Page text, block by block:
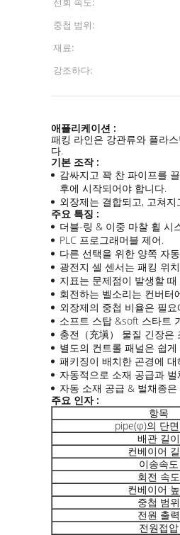
중첩 범위:
재료:
강조하다:
애플리케이션 :
패킹 라인은 강관류와 플라
다.
기본 조작 :
감싸지고 꽉 찬 파이프를
후에 시작되어야 합니다.
외장제는 결합되고, 고쳐
주요 특징 :
더블-링 & 이중 마찰 휠 시
PLC 프로그래머블 제어.
다른 선택을 위한 양쪽 자
광전지 셀 센서는 패킹 위
지표는 문제점이 발생할
회전하는 벨소리는 컨버터
외장제의 중첩 비율은 필
소프트 스탑 &soft 스타트
충전（充塡） 물질 긴장은
별도의 컨트롤 패널은 쉽
패키징이 배치한 곤경에
자동적으로 소재 공급과 벌
자동 소재 공급 & 벌채종
주요 인자 :
항목
pipe(φ)의 단
배관 길이
컨베이어
이송속도
회전 속도
컨베이어
중첩 범위
전원 출력
전원접압